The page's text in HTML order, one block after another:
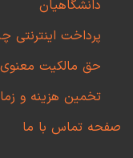
دانشگاهیان
پرداخت اینترنتی
حق مالکیت
تخمین هزینه و
صفحه تماس با ما